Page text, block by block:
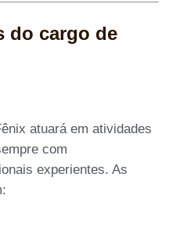
do cargo de
atuará em atividades
com
experientes. As